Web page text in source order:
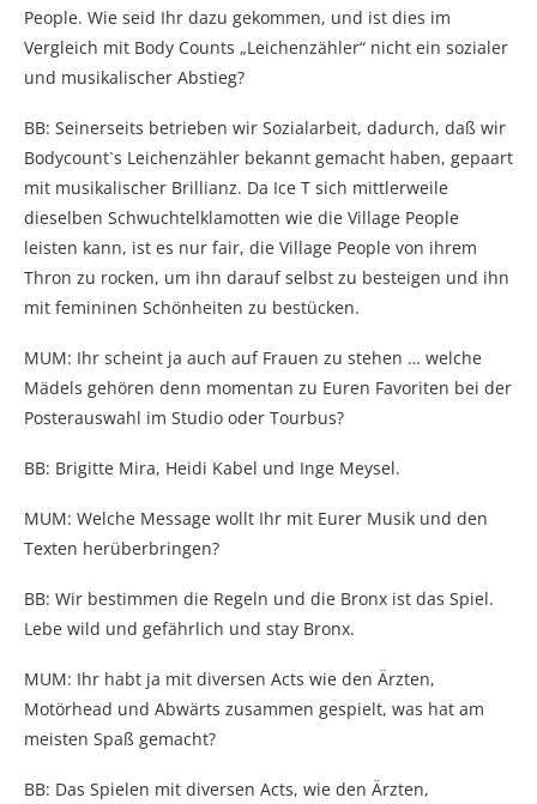
People. Wie seid Ihr dazu gekommen, und ist dies im
Vergleich mit Body Counts „Leichenzähler“ nicht ein sozialer
und musikalischer Abstieg?
BB: Seinerseits betrieben wir Sozialarbeit, dadurch, daß wir
Bodycount`s Leichenzähler bekannt gemacht haben, gepaart
mit musikalischer Brillianz. Da Ice T sich mittlerweile
dieselben Schwuchtelklamotten wie die Village People
leisten kann, ist es nur fair, die Village People von ihrem
Thron zu rocken, um ihn darauf selbst zu besteigen und ihn
mit femininen Schönheiten zu bestücken.
MUM: Ihr scheint ja auch auf Frauen zu stehen … welche
Mädels gehören denn momentan zu Euren Favoriten bei der
Posterauswahl im Studio oder Tourbus?
BB: Brigitte Mira, Heidi Kabel und Inge Meysel.
MUM: Welche Message wollt Ihr mit Eurer Musik und den
Texten herüberbringen?
BB: Wir bestimmen die Regeln und die Bronx ist das Spiel.
Lebe wild und gefährlich und stay Bronx.
MUM: Ihr habt ja mit diversen Acts wie den Ärzten,
Motörhead und Abwärts zusammen gespielt, was hat am
meisten Spaß gemacht?
BB: Das Spielen mit diversen Acts, wie den Ärzten,